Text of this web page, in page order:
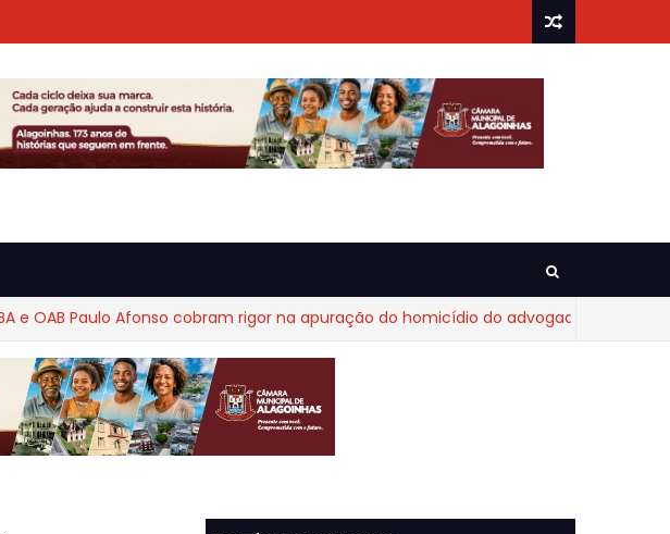
Paulo Afonso cobram rigor na apuração do homicídio do advogado Diego Fraga de